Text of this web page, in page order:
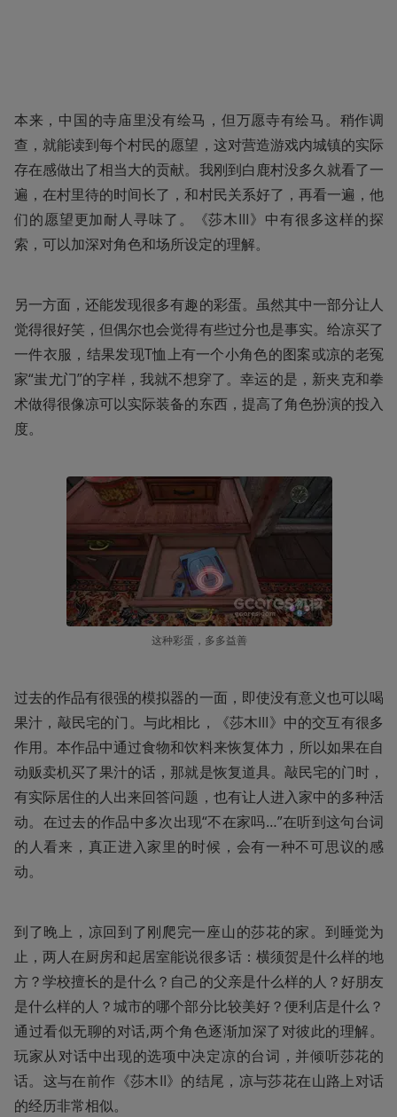
本来，中国的寺庙里没有绘马，但万愿寺有绘马。稍作调
查，就能读到每个村民的愿望，这对营造游戏内城镇的实际
存在感做出了相当大的贡献。我刚到白鹿村没多久就看了一
遍，在村里待的时间长了，和村民关系好了，再看一遍，他
们的愿望更加耐人寻味了。《莎木III》中有很多这样的探
索，可以加深对角色和场所设定的理解。
另一方面，还能发现很多有趣的彩蛋。虽然其中一部分让人
觉得很好笑，但偶尔也会觉得有些过分也是事实。给凉买了
一件衣服，结果发现T恤上有一个小角色的图案或凉的老冤
家“蚩尤门”的字样，我就不想穿了。幸运的是，新夹克和拳
术做得很像凉可以实际装备的东西，提高了角色扮演的投入
度。
这种彩蛋，多多益善
过去的作品有很强的模拟器的一面，即使没有意义也可以喝
果汁，敲民宅的门。与此相比，《莎木III》中的交互有很多
作用。本作品中通过食物和饮料来恢复体力，所以如果在自
动贩卖机买了果汁的话，那就是恢复道具。敲民宅的门时，
有实际居住的人出来回答问题，也有让人进入家中的多种活
动。在过去的作品中多次出现“不在家吗…”在听到这句台词
的人看来，真正进入家里的时候，会有一种不可思议的感
动。
到了晚上，凉回到了刚爬完一座山的莎花的家。到睡觉为
止，两人在厨房和起居室能说很多话：横须贺是什么样的地
方？学校擅长的是什么？自己的父亲是什么样的人？好朋友
是什么样的人？城市的哪个部分比较美好？便利店是什么？
通过看似无聊的对话,两个角色逐渐加深了对彼此的理解。
玩家从对话中出现的选项中决定凉的台词，并倾听莎花的
话。这与在前作《莎木II》的结尾，凉与莎花在山路上对话
的经历非常相似。